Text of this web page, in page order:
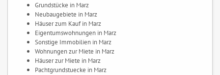
Grundstücke in Marz
Neubaugebiete in Marz
Häuser zum Kauf in Marz
Eigentumswohnungen in Marz
Sonstige Immobilien in Marz
Wohnungen zur Miete in Marz
Häuser zur Miete in Marz
Pachtgrundstuecke in Marz